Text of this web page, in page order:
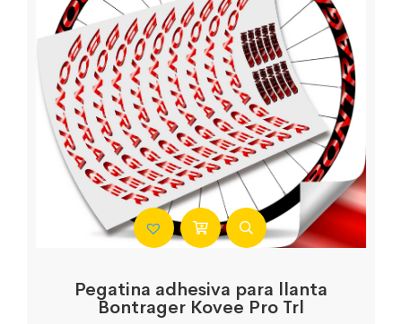
Pegatina adhesiva para llanta
Bontrager Kovee Pro Trl